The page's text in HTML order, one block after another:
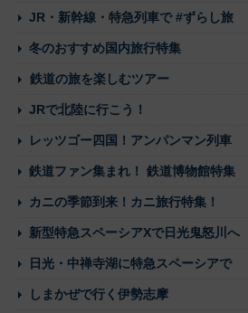
JR・新幹線・特急列車で #ずらし旅
冬のおすすめ国内旅行特集
鉄道の旅を楽しむツアー
JRで北陸に行こう！
レッツゴー四国！アンパンマン列車
鉄道ファン集まれ！ 鉄道博物館特集
カニの季節到来！カニ旅行特集！
新型特急スペーシアXで日光鬼怒川へ
日光・中禅寺湖に特急スペーシアで
しまかぜで行く伊勢志摩